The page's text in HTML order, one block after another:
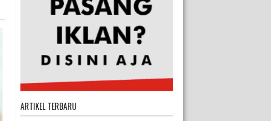
ARTIKEL TERBARU